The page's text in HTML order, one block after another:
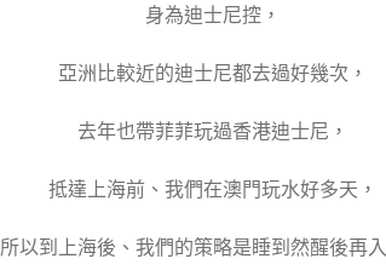
身為迪士尼控，
亞洲比較近的迪士尼都去過好幾次，
去年也帶菲菲玩過香港迪士尼，
抵達上海前、我們在澳門玩水好多天，
所以到上海後、我們的策略是睡到然醒後再入